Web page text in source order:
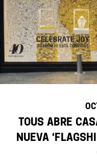
TOUS abre
nueva